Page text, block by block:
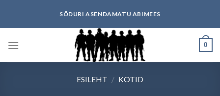
content
SÕDURI ASENDAMATU ABIMEES
0
ESILEHT / KOTID